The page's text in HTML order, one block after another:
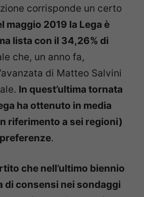
corrisponde un certo
maggio 2019 la Lega è
lista con il 34,26% di
che, un anno fa,
di Matteo Salvini
In quest’ultima tornata
ha ottenuto in media
riferimento a sei regioni)
.
che nell’ultimo biennio
di consensi nei sondaggi